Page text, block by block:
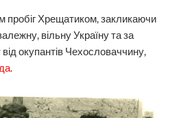
пробіг Хрещатиком, закликаючи
вільну Україну та за
від окупантів Чехословаччину,